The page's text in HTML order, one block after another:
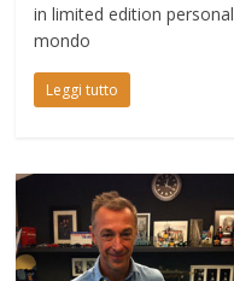
in limited edition
mondo
Leggi tutto